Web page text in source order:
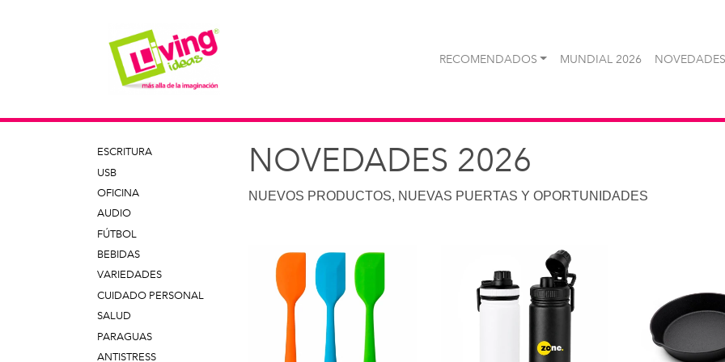
RECOMENDADOS MUNDIAL 2026
ESCRITURA
USB
OFICINA
AUDIO
FÚTBOL
BEBIDAS
VARIEDADES
CUIDADO PERSONAL
SALUD
PARAGUAS
ANTISTRESS
NOVEDADES 2026
NUEVOS PRODUCTOS, NUEVAS PUERTAS Y OPORTUNIDADES